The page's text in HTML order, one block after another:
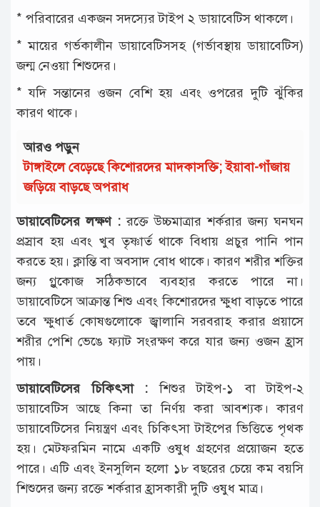
* পরিবারের একজন সদস্যের টাইপ ২ ডায়াবেটিস থাকলে।
* মায়ের গর্ভকালীন ডায়াবেটিসসহ (গর্ভাবস্থায় ডায়াবেটিস)
জন্ম নেওয়া শিশুদের।
* যদি সন্তানের ওজন বেশি হয় এবং ওপরের দুটি ঝুঁকির
কারণ থাকে।
আরও পড়ুন
টাঙ্গাইলে বেড়েছে কিশোরদের মাদকাসক্তি; ইয়াবা-গাঁজায়
জড়িয়ে বাড়ছে অপরাধ
ডায়াবেটিসের লক্ষণ :রক্তে উচ্চমাত্রার শর্করার জন্য ঘনঘন
প্রস্রাব হয় এবং খুব তৃষ্ণার্ত থাকে বিধায় প্রচুর পানি পান
করতে হয়। ক্লান্তি বা অবসাদ বোধ থাকে। কারণ শরীর শক্তির
জন্য গ্লুকোজ সঠিকভাবে ব্যবহার করতে পারে না।
ডায়াবেটিসে আক্রান্ত শিশু এবং কিশোরদের ক্ষুধা বাড়তে পারে
তবে ক্ষুধার্ত কোষগুলোকে জ্বালানি সরবরাহ করার প্রয়াসে
শরীর পেশি ভেঙে ফ্যাট সংরক্ষণ করে যার জন্য ওজন হ্রাস
পায়।
ডায়াবেটিসের চিকিৎসা : শিশুর টাইপ-১ বা টাইপ-২
ডায়াবেটিস আছে কিনা তা নির্ণয় করা আবশ্যক। কারণ
ডায়াবেটিসের নিয়ন্ত্রণ এবং চিকিৎসা টাইপের ভিত্তিতে পৃথক
হয়। মেটফরমিন নামে একটি ওষুধ গ্রহণের প্রয়োজন হতে
পারে। এটি এবং ইনসুলিন হলো ১৮ বছরের চেয়ে কম বয়সি
শিশুদের জন্য রক্তে শর্করার হ্রাসকারী দুটি ওষুধ মাত্র।